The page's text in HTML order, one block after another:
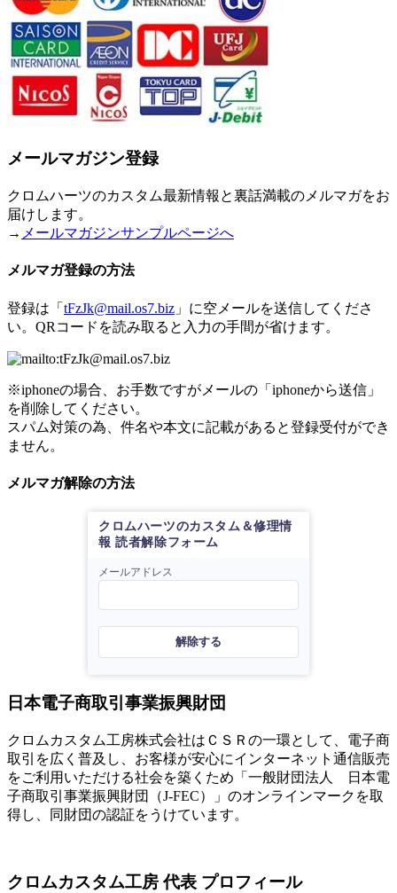
メールマガジン登録
クロムハーツのカスタム最新情報と裏話満載のメルマガをお
届けします。
→ メールマガジンサンプルページへ
メルマガ登録の方法
登録は「 tFzJk@mail.os7.biz 」に空メールを送信してくださ
い。QRコードを読み取ると入力の手間が省けます。
※iphoneの場合、お手数ですがメールの「iphoneから送信」
を削除してください。
スパム対策の為、件名や本文に記載があると登録受付ができ
ません。
メルマガ解除の方法
クロムハーツのカスタム＆修理情
報 読者解除フォーム
メールアドレス
解除する
日本電子商取引事業振興財団
クロムカスタム工房株式会社はＣＳＲの一環として、電子商
取引を広く普及し、お客様が安心にインターネット通信販売
をご利用いただける社会を築くため「一般財団法人 日本電
子商取引事業振興財団（J-FEC）」のオンラインマークを取
得し、同財団の認証をうけています。
クロムカスタム工房 代表 プロフィール